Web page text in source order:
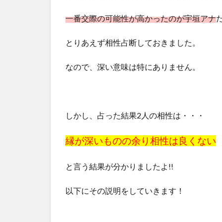
一番交際の可能性が高かったのが宇垣アナ
とりあえず相性占断しておきました。
なので、深い意味は特にありません。
しかし、占った結果2人の相性は・・・
縁が深いものの余り相性は良くない
と言う結果が分かりましたよ!!
以下にその説明をしていきます！